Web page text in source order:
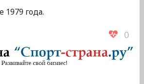
1979 года.
0